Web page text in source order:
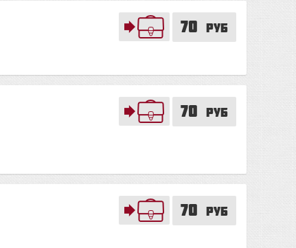
70 руб
70 руб
70 руб